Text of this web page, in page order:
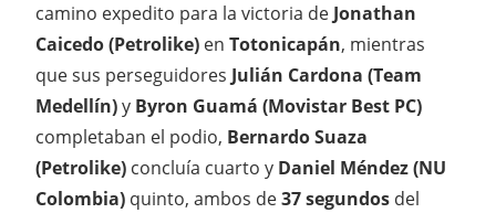
camino expedito para la victoria de Jonathan
Caicedo (Petrolike) en Totonicapán, mientras
que sus perseguidores Julián Cardona (Team
Medellín)y Byron Guamá (Movistar Best PC)
completaban el podio, Bernardo Suaza
(Petrolike) concluía cuarto y Daniel Méndez (NU
Colombia) quinto, ambos de37 segundos del